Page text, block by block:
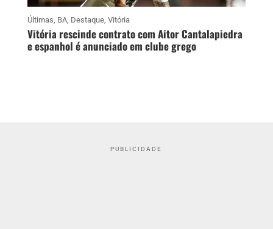
Últimas BA, Destaque, Vitória
Vitória rescinde contrato com Aitor Cantalapiedra
e espanhol é anunciado em clube grego
PUBLICIDADE